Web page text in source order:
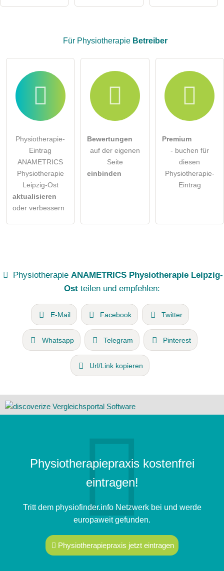
Für Physiotherapie Betreiber
Physiotherapie-
Eintrag
ANAMETRICS
Physiotherapie
Leipzig-Ost
aktualisieren
oder verbessern
Bewertungen
auf der eigenen
Seite
einbinden
Premium
- buchen für
diesen
Physiotherapie-
Eintrag
Physiotherapie ANAMETRICS Physiotherapie Leipzig-
Ost teilen und empfehlen:
E-Mail Facebook Twitter
Whatsapp Telegram Pinterest
Url/Link kopieren
Physiotherapiepraxis kostenfrei
eintragen!
Tritt dem physiofinder.info Netzwerk bei und werde
europaweit gefunden.
Physiotherapiepraxis jetzt eintragen